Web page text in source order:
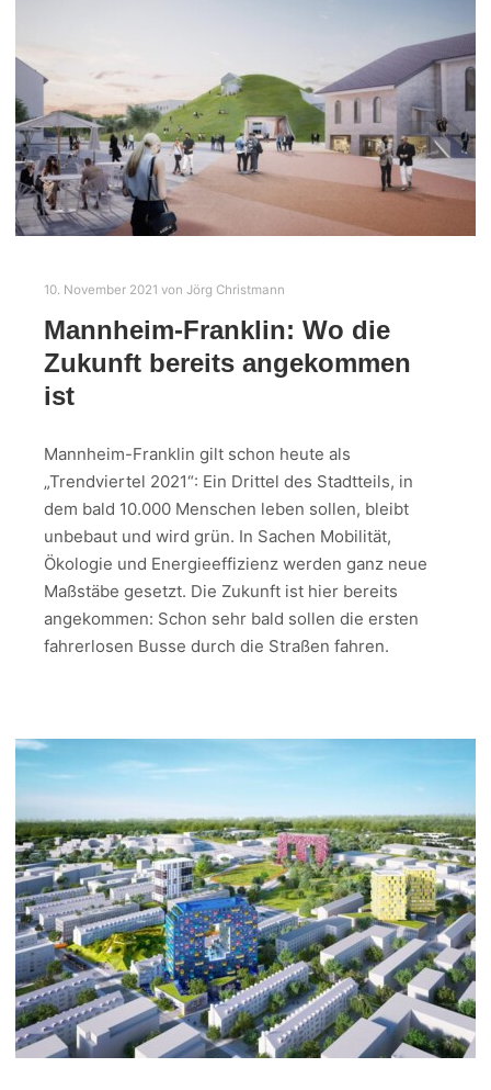
10. November 2021 von Jörg Christmann
Mannheim-Franklin: Wo die
Zukunft bereits angekommen
ist
Mannheim-Franklin gilt schon heute als
„Trendviertel 2021“: Ein Drittel des Stadtteils, in
dem bald 10.000 Menschen leben sollen, bleibt
unbebaut und wird grün. In Sachen Mobilität,
Ökologie und Energieeffizienz werden ganz neue
Maßstäbe gesetzt. Die Zukunft ist hier bereits
angekommen: Schon sehr bald sollen die ersten
fahrerlosen Busse durch die Straßen fahren.